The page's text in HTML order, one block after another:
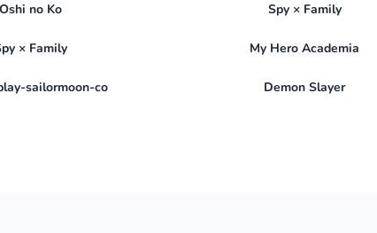
Oshi no Ko Spy × Family
× Family My Hero Academia
sailormoon-co Demon Slayer